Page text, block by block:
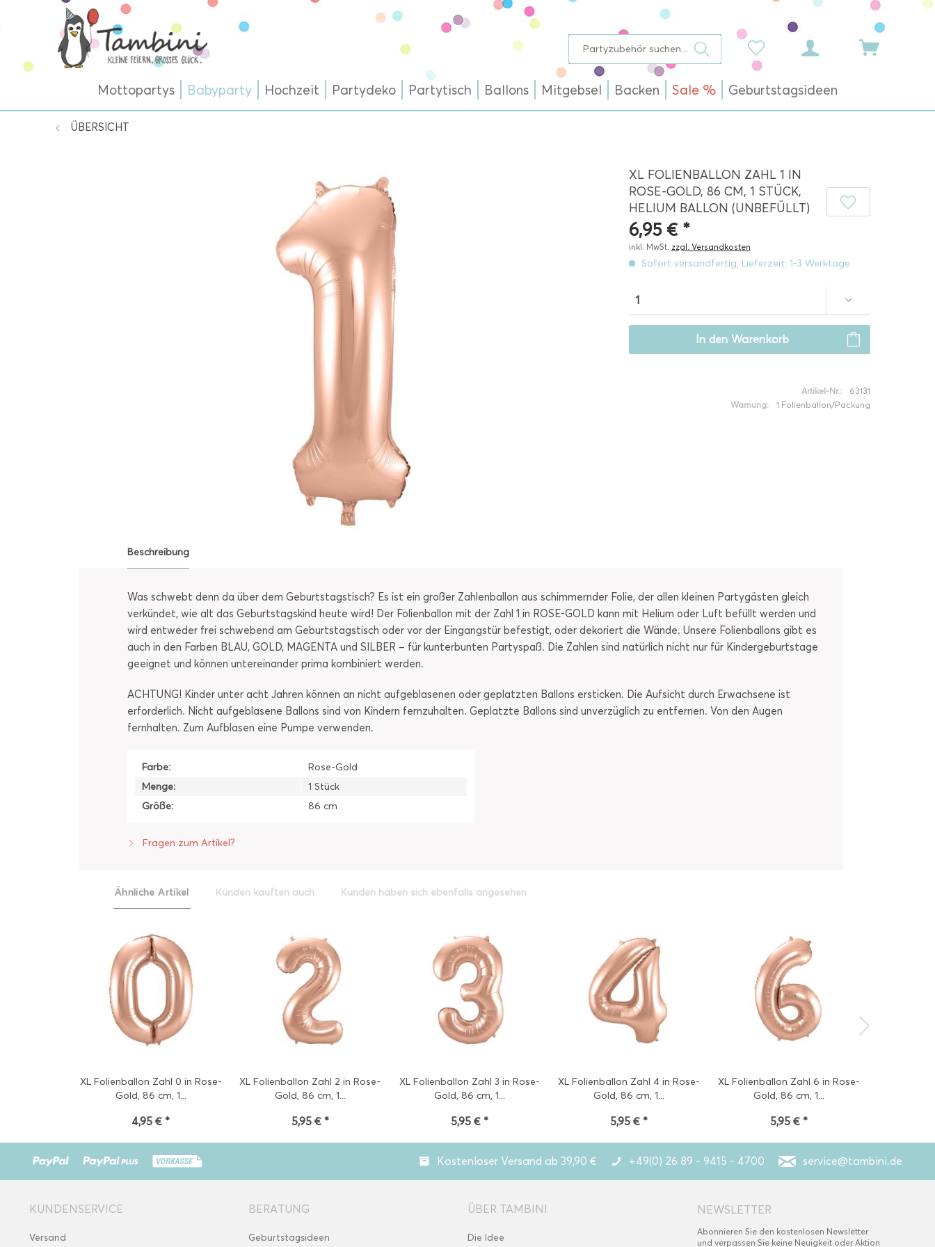
Mottopartys Babyparty Hochzeit Partydeko Partytisch Ballons Mitgebsel Backen Sale % Geburtstagsideen
ÜBERSICHT
XL FOLIENBALLON ZAHL 1 IN
ROSE-GOLD, 86 CM, 1 STÜCK,
HELIUM BALLON (UNBEFÜLLT)
6,95 € *
inkl. MwSt. zzgl. Versandkosten
Sofort versandfertig, Lieferzeit: 1-3 Werktage
In den Warenkorb
Artikel-Nr.:
63131
Warnung:
1 Folienballon/Packung
Beschreibung
Was schwebt denn da über dem Geburtstagstisch? Es ist ein großer Zahlenballon aus schimmernder Folie, der allen kleinen Partygästen gleich
verkündet, wie alt das Geburtstagskind heute wird! Der Folienballon mit der Zahl 1 in ROSE-GOLD kann mit Helium oder Luft befüllt werden und
wird entweder frei schwebend am Geburtstagstisch oder vor der Eingangstür befestigt, oder dekoriert die Wände. Unsere Folienballons gibt es
auch in den Farben BLAU, GOLD, MAGENTA und SILBER – für kunterbunten Partyspaß. Die Zahlen sind natürlich nicht nur für Kindergeburtstage
geeignet und können untereinander prima kombiniert werden.
ACHTUNG! Kinder unter acht Jahren können an nicht aufgeblasenen oder geplatzten Ballons ersticken. Die Aufsicht durch Erwachsene ist
erforderlich. Nicht aufgeblasene Ballons sind von Kindern fernzuhalten. Geplatzte Ballons sind unverzüglich zu entfernen. Von den Augen
fernhalten. Zum Aufblasen eine Pumpe verwenden.
Farbe:
Rose-Gold
Menge:
1 Stück
Größe:
86 cm
Fragen zum Artikel?
Ähnliche Artikel Kunden kauften auch Kunden haben sich ebenfalls angesehen
XL Folienballon Zahl 0 in Rose-
Gold, 86 cm, 1...
4,95 € *
XL Folienballon Zahl 2 in Rose-
Gold, 86 cm, 1...
5,95 € *
XL Folienballon Zahl 3 in Rose-
Gold, 86 cm, 1...
5,95 € *
XL Folienballon Zahl 4 in Rose-
Gold, 86 cm, 1...
5,95 € *
XL Folienballon Zahl 6 in Rose-
Gold, 86 cm, 1...
5,95 € *
Kostenloser Versand ab 39,90 € +49(0) 26 89 - 9415 - 4700 service@tambini.de
KUNDENSERVICE
Versand
BERATUNG
Geburtstagsideen
ÜBER TAMBINI
Die Idee
NEWSLETTER
Abonnieren Sie den kostenlosen Newsletter
und verpassen Sie keine Neuigkeit oder Aktion